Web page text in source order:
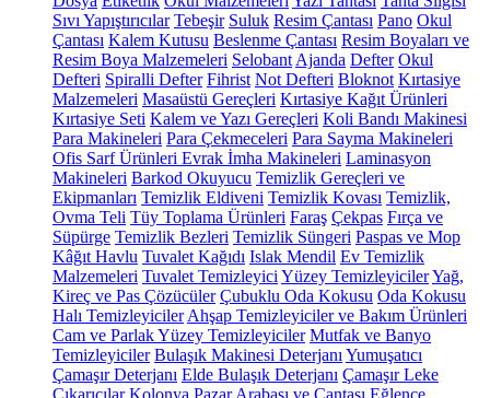
Sıvı Yapıştırıcılar Tebeşir Suluk Resim Çantası Pano Okul
Çantası Kalem Kutusu Beslenme Çantası Resim Boyaları ve
Resim Boya Malzemeleri Selobant Ajanda Defter Okul
Defteri Spiralli Defter Fihrist Not Defteri Bloknot Kırtasiye
Malzemeleri Masaüstü Gereçleri Kırtasiye Kağıt Ürünleri
Kırtasiye Seti Kalem ve Yazı Gereçleri Koli Bandı Makinesi
Para Makineleri Para Çekmeceleri Para Sayma Makineleri
Ofis Sarf Ürünleri Evrak İmha Makineleri Laminasyon
Makineleri Barkod Okuyucu Temizlik Gereçleri ve
Ekipmanları Temizlik Eldiveni Temizlik Kovası Temizlik,
Ovma Teli Tüy Toplama Ürünleri Faraş Çekpas Fırça ve
Süpürge Temizlik Bezleri Temizlik Süngeri Paspas ve Mop
Kâğıt Havlu Tuvalet Kağıdı Islak Mendil Ev Temizlik
Malzemeleri Tuvalet Temizleyici Yüzey TemizleyicilerYağ,
Kireç ve Pas Çözücüler Çubuklu Oda Kokusu Oda Kokusu
Halı Temizleyiciler Ahşap Temizleyiciler ve Bakım Ürünleri
Cam ve Parlak Yüzey Temizleyiciler Mutfak ve Banyo
Temizleyiciler Bulaşık Makinesi Deterjanı Yumuşatıcı
Çamaşır Deterjanı Elde Bulaşık Deterjanı Çamaşır Leke
Çıkarıcılar Kolonya Pazar Arabası ve Çantası Eğlence